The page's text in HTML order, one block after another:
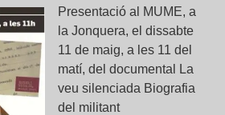
Presentació al MUME, a
la Jonquera, el dissabte
11 de maig, a les 11 del
matí, del documental La
veu silenciada Biografia
del militant